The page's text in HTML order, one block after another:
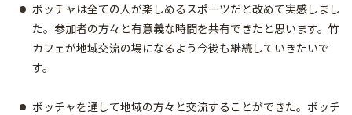
ボッチャは全ての人が楽しめるスポーツだと改めて実感しまし
た。参加者の方々と有意義な時間を共有できたと思います。竹
カフェが地域交流の場になるよう今後も継続していきたいで
す。
ボッチャを通して地域の方々と交流することができた。ボッチ